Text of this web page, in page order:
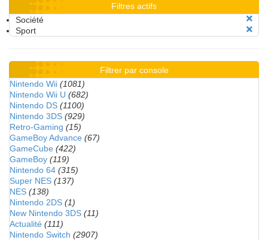
Filtres actifs
Société
Sport
Filtrer par console
Nintendo Wii (1081)
Nintendo Wii U (682)
Nintendo DS (1100)
Nintendo 3DS (929)
Retro-Gaming (15)
GameBoy Advance (67)
GameCube (422)
GameBoy (119)
Nintendo 64 (315)
Super NES (137)
NES (138)
Nintendo 2DS (1)
New Nintendo 3DS (11)
Actualité (111)
Nintendo Switch (2907)